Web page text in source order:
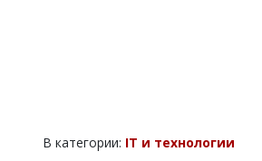
обиденВ категории: IT и технологии